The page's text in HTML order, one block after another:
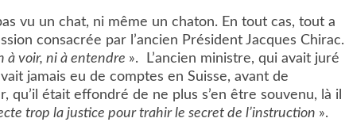
vu un chat, ni même un chaton. En tout cas, tout a
consacrée par l’ancien Président Jacques Chirac.
à voir, ni à entendre ». L’ancien ministre, qui avait juré
jamais eu de comptes en Suisse, avant de
était effondré de ne plus s’en être souvenu, là il
trop la justice pour trahir le secret de l’instruction ».